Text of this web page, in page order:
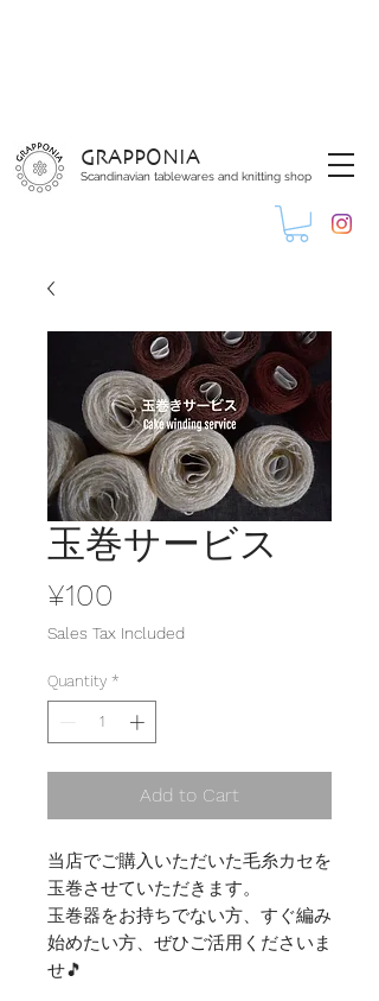
Scandinavian tablewares and knitting shop
GRAPPONIA
玉巻サービス
¥100
Sales Tax Included
Quantity *
Add to Cart
当店でご購入いただいた毛糸カセを
玉巻させていただきます。
玉巻器をお持ちでない方、すぐ編み
始めたい方、ぜひご活用くださいま
せ🎵